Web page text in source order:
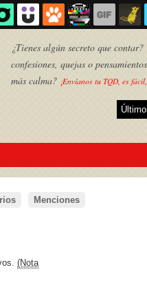
¿Tienes algún secreto que
confesiones, quejas o
más calma? ¡Envíanos tu TQD, es
Menciones
(Nota